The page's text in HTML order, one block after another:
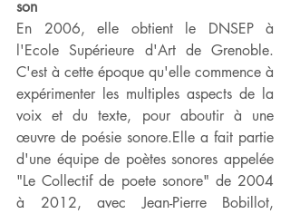
son
En 2006, elle obtient le DNSEP à
l'Ecole Supérieure d'Art de Grenoble.
C'est à cette époque qu'elle commence à
expérimenter les multiples aspects de la
voix et du texte, pour aboutir à une
œuvre de poésie sonore.Elle a fait partie
d'une équipe de poètes sonores appelée
"Le Collectif de poete sonore" de 2004
à 2012, avec Jean-Pierre Bobillot,